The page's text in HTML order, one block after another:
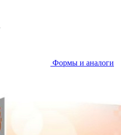
Формы и аналоги